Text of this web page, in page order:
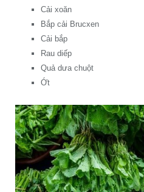
Cải xoăn
Bắp cải Brucxen
Cải bắp
Rau diếp
Quả dưa chuột
Ớt